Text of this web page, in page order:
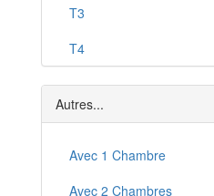
Montrichard
Saint-Gervais-la-Forêt
Vouzon
T3
T4
Triplex
Autres...
Avec 1 Chambre
Avec 2 Chambres